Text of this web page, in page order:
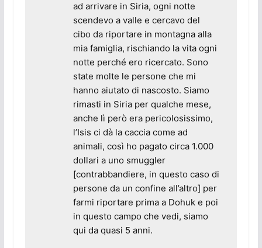
ad arrivare in Siria, ogni notte
scendevo a valle e cercavo del
cibo da riportare in montagna alla
mia famiglia, rischiando la vita ogni
notte perché ero ricercato. Sono
state molte le persone che mi
hanno aiutato di nascosto. Siamo
rimasti in Siria per qualche mese,
anche lì però era pericolosissimo,
l’Isis ci dà la caccia come ad
animali, così ho pagato circa 1.000
dollari a uno smuggler
[contrabbandiere, in questo caso di
persone da un confine all’altro] per
farmi riportare prima a Dohuk e poi
in questo campo che vedi, siamo
qui da quasi 5 anni.